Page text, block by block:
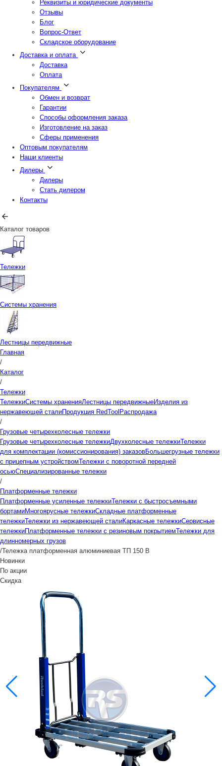
Реквизиты и юридические документы
Отзывы
Блог
Вопрос-Ответ
Складское оборудование
Доставка и оплата
Доставка
Оплата
Покупателям
Обмен и возврат
Гарантии
Способы оформления заказа
Изготовление на заказ
Сферы применения
Оптовым покупателям
Наши клиенты
Дилеры
Дилеры
Стать дилером
Контакты
Каталог товаров
Тележки
Системы хранения
Лестницы передвижные
Главная
/
Каталог
/
Тележки
ТележкиСистемы храненияЛестницы передвижныеИзделия из
нержавеющей сталиПродукция RedTool Распродажа
/
Грузовые четырехколесные тележки
Грузовые четырехколесные тележкиДвухколесные тележкиТележки
для комплектации (комиссионирования) заказовБольшегрузные тележки
с прицепным устройствомТележки с поворотной передней
осьюСпециализированные тележки
/
Платформенные тележки
Платформенные усиленные тележкиТележки с быстросъемными
бортамиМногоярусные тележкиСкладные платформенные
тележкиТележки из нержавеющей сталиКаркасные тележкиСервисные
тележкиПлатформенные тележки с резиновым покрытиемТележки для
длинномерных грузов
/Тележка платформенная алюминиевая ТП 150 В
Новинки
По акции
Скидка